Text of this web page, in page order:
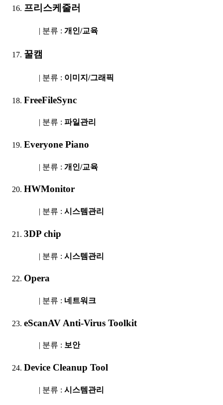
프리스케줄러
| 분류 : 개인/교육
꿀캠
| 분류 : 이미지/그래픽
FreeFileSync
| 분류 : 파일관리
Everyone Piano
| 분류 : 개인/교육
HWMonitor
| 분류 : 시스템관리
3DP chip
| 분류 : 시스템관리
Opera
| 분류 : 네트워크
eScanAV Anti-Virus Toolkit
| 분류 : 보안
Device Cleanup Tool
| 분류 : 시스템관리